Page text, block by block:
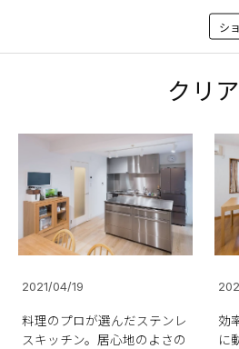
シ
クリア
2021/04/19
料理のプロが選んだステンレ
スキッチン。居心地のよさの
効
に